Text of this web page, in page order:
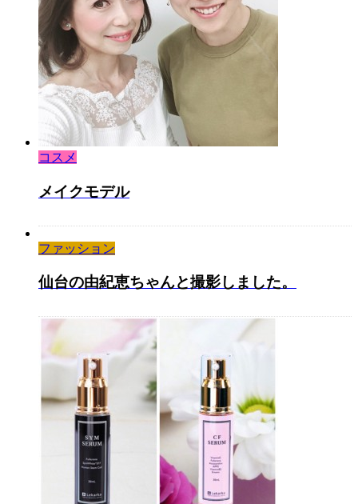
コスメ
メイクモデル
ファッション
仙台の由紀恵ちゃんと撮影しました。